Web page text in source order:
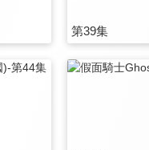
第39集